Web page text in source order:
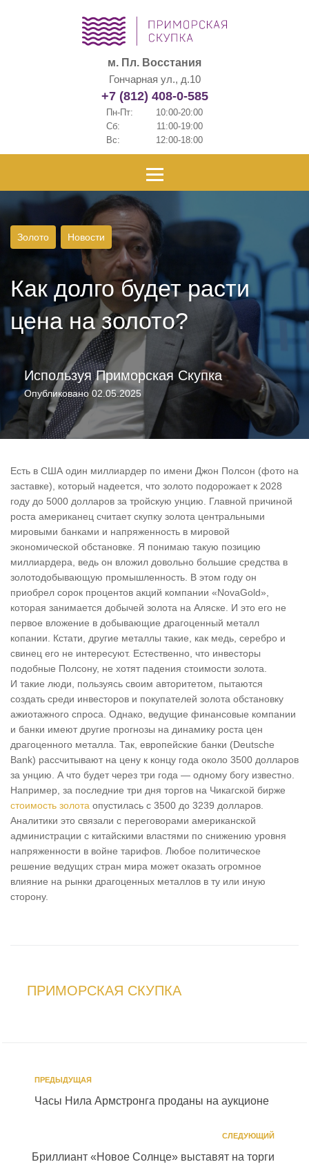
м. Пл. Восстания
Гончарная ул., д.10
+7 (812) 408-0-585
Пн-Пт:
10:00-20:00
Сб:
11:00-19:00
Вс:
12:00-18:00
Золото Новости
Как долго будет расти
цена на золото?
ИспользуяПриморская Скупка
Опубликовано02.05.2025
Есть в США один миллиардер по имени Джон Полсон (фото на
заставке), который надеется, что золото подорожает к 2028
году до 5000 долларов за тройскую унцию. Главной причиной
роста американец считает скупку золота центральными
мировыми банками и напряженность в мировой
экономической обстановке. Я понимаю такую позицию
миллиардера, ведь он вложил довольно большие средства в
золотодобывающую промышленность. В этом году он
приобрел сорок процентов акций компании «NovaGold»,
которая занимается добычей золота на Аляске. И это его не
первое вложение в добывающие драгоценный металл
копании. Кстати, другие металлы такие, как медь, серебро и
свинец его не интересуют. Естественно, что инвесторы
подобные Полсону, не хотят падения стоимости золота.
И такие люди, пользуясь своим авторитетом, пытаются
создать среди инвесторов и покупателей золота обстановку
ажиотажного спроса. Однако, ведущие финансовые компании
и банки имеют другие прогнозы на динамику роста цен
драгоценного металла. Так, европейские банки (Deutsche
Bank) рассчитывают на цену к концу года около 3500 долларов
за унцию. А что будет через три года — одному богу известно.
Например, за последние три дня торгов на Чикагской бирже
стоимость золота опустилась с 3500 до 3239 долларов.
Аналитики это связали с переговорами американской
администрации с китайскими властями по снижению уровня
напряженности в войне тарифов. Любое политическое
решение ведущих стран мира может оказать огромное
влияние на рынки драгоценных металлов в ту или иную
сторону.
ПРИМОРСКАЯ СКУПКА
ПРЕДЫДУЩАЯ
Часы Нила Армстронга проданы на аукционе
СЛЕДУЮЩИЙ
Бриллиант «Новое Солнце» выставят на торги